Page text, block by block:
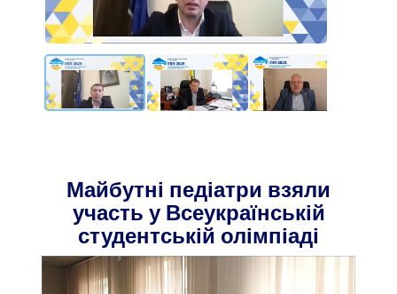
Майбутні педіатри взяли
участь у Всеукраїнській
студентській олімпіаді